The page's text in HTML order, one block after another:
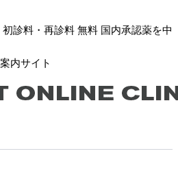
初診料・再診料 無料 国内承認薬を中
内サイト